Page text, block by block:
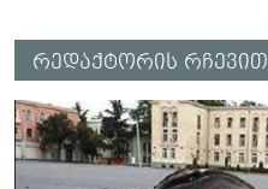
რედაქტორის რჩევით